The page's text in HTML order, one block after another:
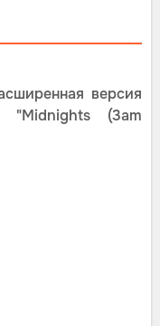
версия
"Midnights (3am